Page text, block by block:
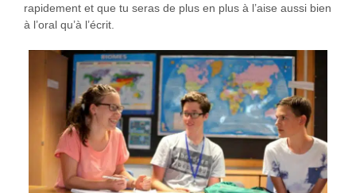
rapidement et que tu seras de plus en plus à l’aise aussi bien
à l’oral qu’à l’écrit.